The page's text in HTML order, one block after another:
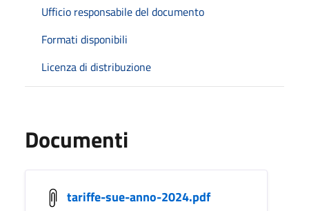
Ufficio responsabile del documento
Formati disponibili
Licenza di distribuzione
Documenti
tariffe-sue-anno-2024.pdf